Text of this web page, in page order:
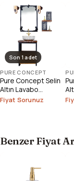
Son 1 adet
PURE CONCEPT
Pure Concept Selin
Altın Lavabo
Bataryası (Outlet)
Fiyat Sorunuz
Benzer Fiyat